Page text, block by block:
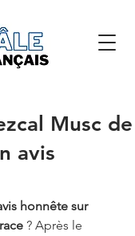
Musc de
avis
honnête sur
? Après le